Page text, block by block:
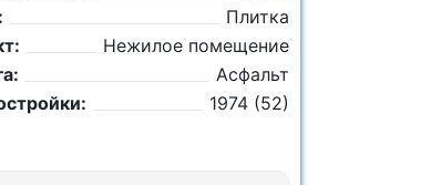
Плитка
Нежилое помещение
Асфальт
1974 (52)